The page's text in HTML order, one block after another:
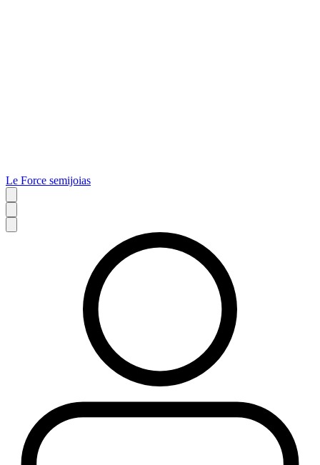
Le Force semijoias